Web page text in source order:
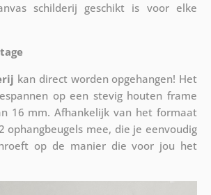
schilderij geschikt is voor elke
kan direct worden opgehangen! Het
op een stevig houten frame
16 mm. Afhankelijk van het formaat
ophangbeugels mee, die je eenvoudig
op de manier die voor jou het